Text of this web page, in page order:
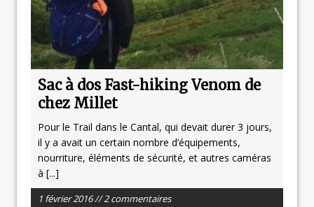
Sac à dos Fast-hiking Venom de
chez Millet
Pour le Trail dans le Cantal, qui devait durer 3 jours,
il y a avait un certain nombre d’équipements,
nourriture, éléments de sécurité, et autres caméras
à [...]
1 février 2016 // 2 commentaires